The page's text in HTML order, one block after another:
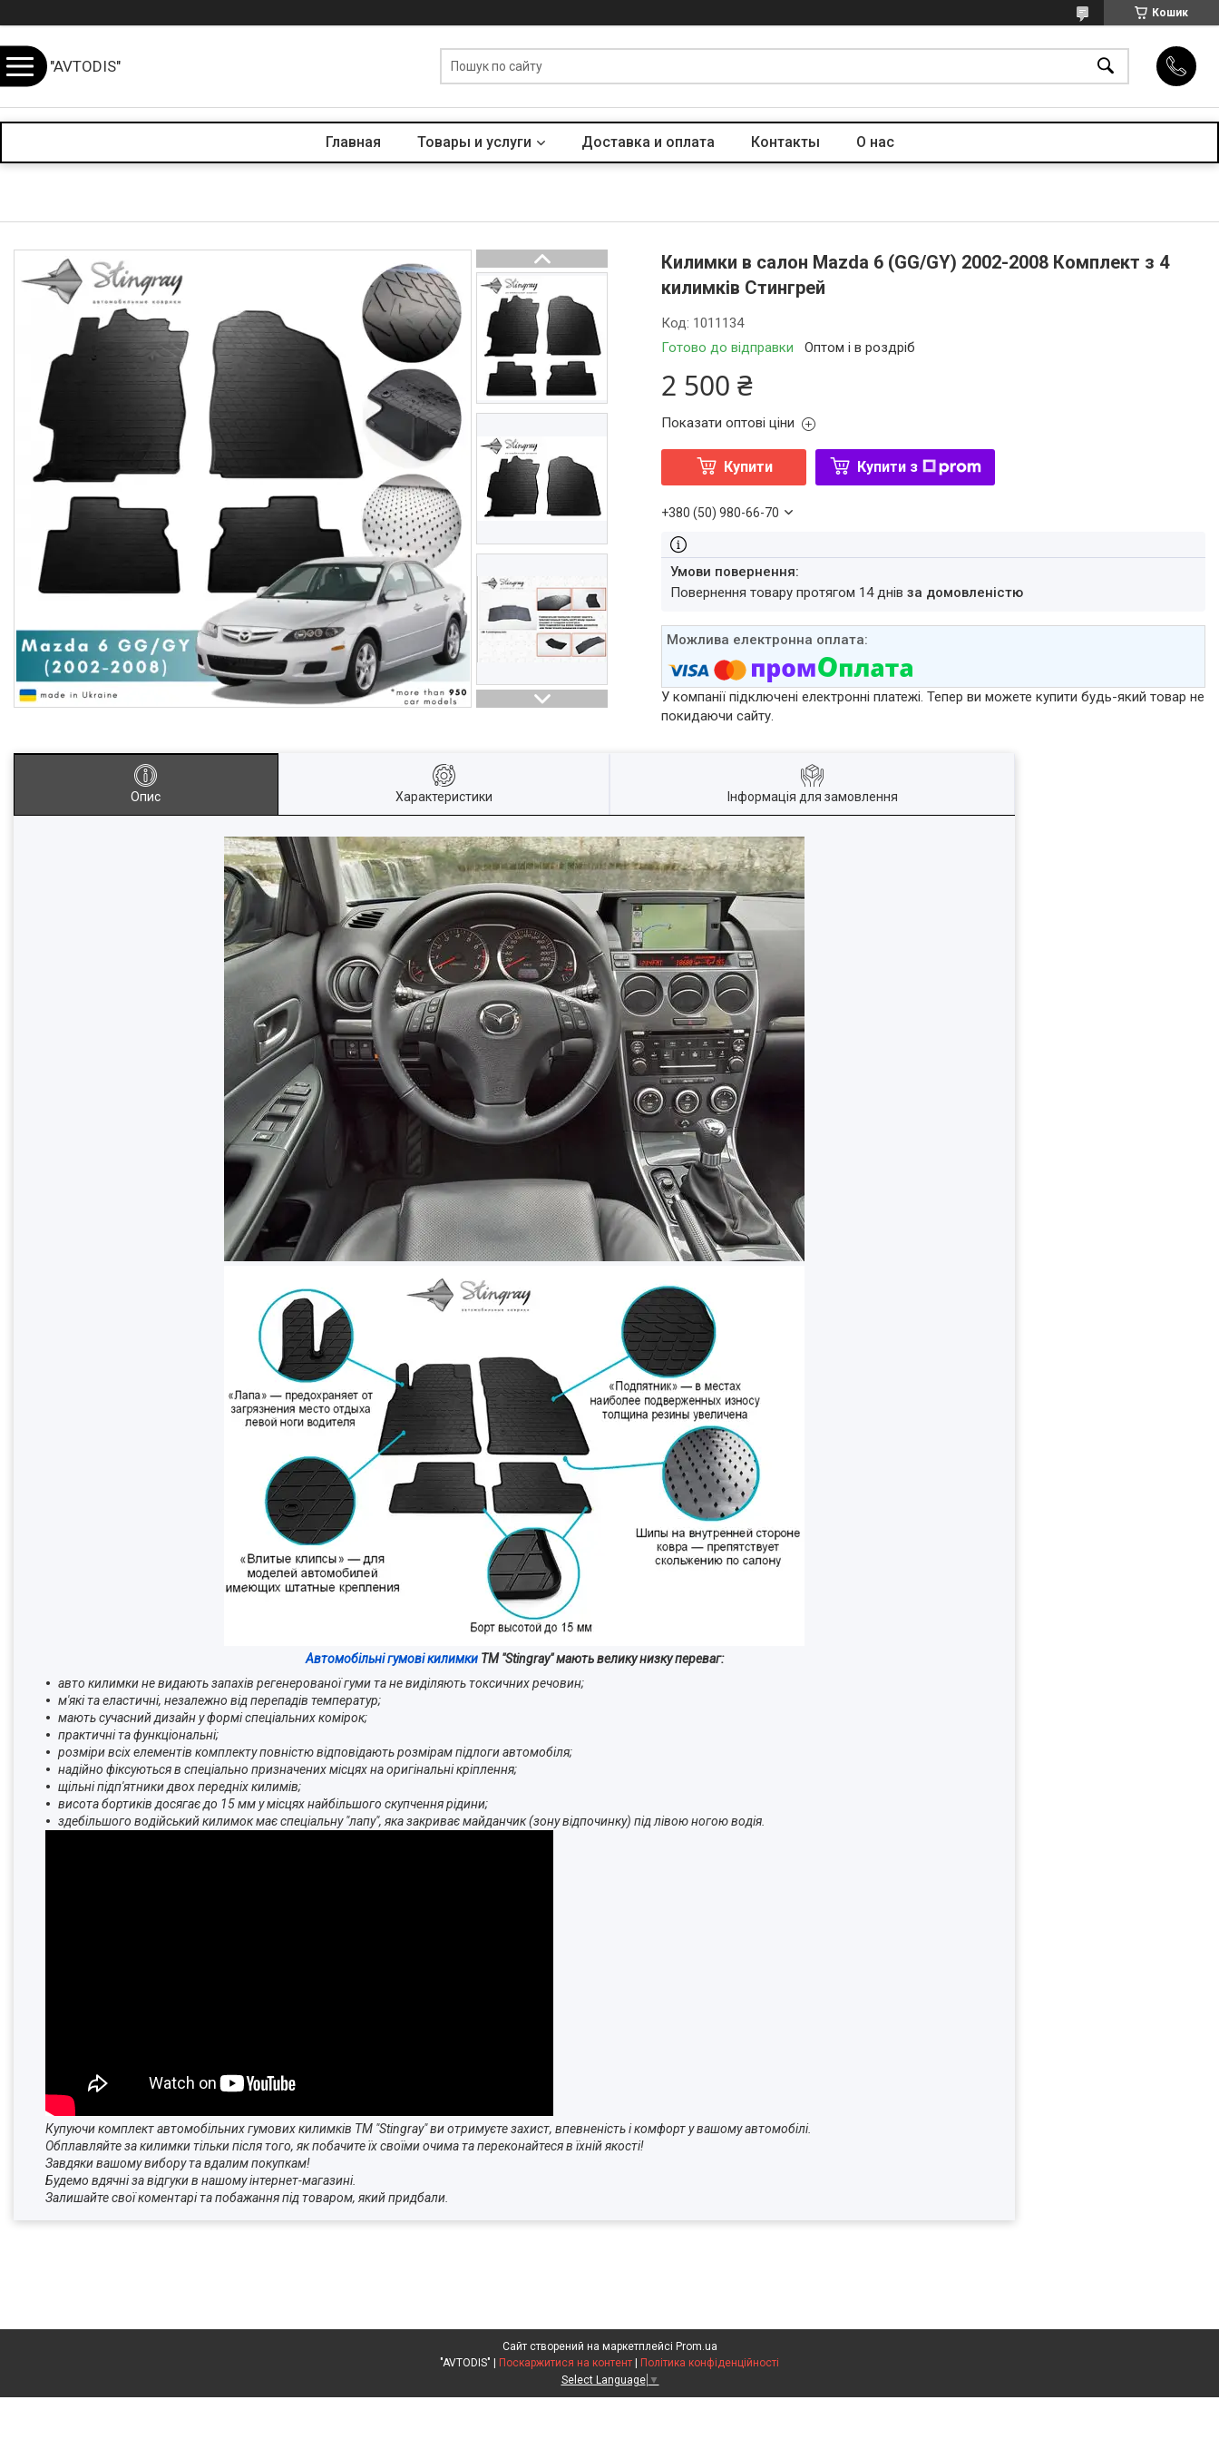
Кошик
"AVTODIS"
Главная Товары и услуги Доставка и оплата Контакты О нас
Килимки в салон Mazda 6 (GG/GY) 2002-2008 Комплект з 4
килимків Стингрей
Готово до відправки Оптом і в роздріб
Код: 1011134
2 500 ₴
Показати оптові ціни
Купити Купити з
+380 (50) 980-66-70
повернення товару протягом 14 днівза домовленістю
У компанії підключені електронні платежі. Тепер ви можете купити будь-який товар не
покидаючи сайту.
Опис Характеристики Інформація для замовлення
Автомобільні гумові килимкиТМ "Stingray" мають велику низку переваг:
авто килимки не видають запахів регенерованої гуми та не виділяють токсичних речовин;
м'які та еластичні, незалежно від перепадів температур;
мають сучасний дизайн у формі спеціальних комірок;
практичні та функціональні;
розміри всіх елементів комплекту повністю відповідають розмірам підлоги автомобіля;
надійно фіксуються в спеціально призначених місцях на оригінальні кріплення;
щільні підп'ятники двох передніх килимів;
висота бортиків досягає до 15 мм у місцях найбільшого скупчення рідини;
здебільшого водійський килимок має спеціальну "лапу", яка закриває майданчик (зону відпочинку) під лівою ногою водія.
Купуючи комплект автомобільних гумових килимків ТМ "Stingray" ви отримуєте захист, впевненість і комфорт у вашому автомобілі.
Обплавляйте за килимки тільки після того, як побачите їх своїми очима та переконайтеся в їхній якості!
Завдяки вашому вибору та вдалим покупкам!
Будемо вдячні за відгуки в нашому інтернет-магазині.
Залишайте свої коментарі та побажання під товаром, який придбали.
Сайт створений на маркетплейсі Prom.ua
Поскаржитися на контент
Політика конфіденційності
Select Language ▼